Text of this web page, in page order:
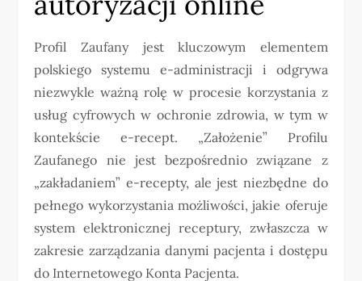
Profil Zaufany jest kluczowym elementem
polskiego systemu e-administracji i odgrywa
niezwykle ważną rolę w procesie korzystania z
usług cyfrowych w ochronie zdrowia, w tym w
kontekście e-recept. „Założenie” Profilu
Zaufanego nie jest bezpośrednio związane z
„zakładaniem” e-recepty, ale jest niezbędne do
pełnego wykorzystania możliwości, jakie oferuje
system elektronicznej receptury, zwłaszcza w
zakresie zarządzania danymi pacjenta i dostępu
do Internetowego Konta Pacjenta.